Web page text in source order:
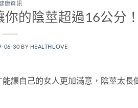
康資訊
的陰莖超過16公分！
06-30 BY HEALTHLOVE
讓自己的女人更加滿意，陰莖太長